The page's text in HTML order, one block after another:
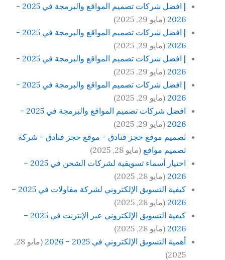
| افضل شركات تصميم المواقع والبرمجة في 2025 -
2026 (مايو 29, 2025)
| افضل شركات تصميم المواقع والبرمجة في 2025 -
2026 (مايو 29, 2025)
| افضل شركات تصميم المواقع والبرمجة في 2025 -
2026 (مايو 29, 2025)
| افضل شركات تصميم المواقع والبرمجة في 2025 -
2026 (مايو 29, 2025)
افضل شركات تصميم المواقع والبرمجة في 2025 -
2026 (مايو 29, 2025)
تصميم موقع حجز فنادق - موقع حجز فنادق - شركة
تصميم مواقع (مايو 28, 2025)
اختيار أسماء تسويقية لشركات الشحن في 2025 –
2026 (مايو 28, 2025)
كيفية التسويق الإلكتروني لشركة مقاولات في 2025 –
2026 (مايو 28, 2025)
كيفية التسويق الإلكتروني عبر الإنترنت في 2025 –
2026 (مايو 28, 2025)
أهمية التسويق الإلكتروني في 2025 – 2026
(مايو 28,
2025)